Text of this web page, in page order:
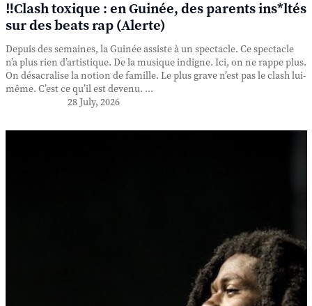
‼️Clash toxique : en Guinée, des parents ins*ltés
sur des beats rap (Alerte)
Depuis des semaines, la Guinée assiste à un spectacle. Ce spectacle
n’a plus rien d’artistique. De la musique indigne. Ici, on ne rappe plus.
On désacralise la notion de famille. Le plus grave n’est pas le clash lui-
même. C’est ce qu’il est devenu. ...
28 July, 2026